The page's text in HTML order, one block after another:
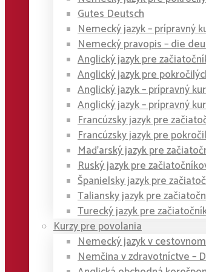
Gutes Deutsch
Nemecký jazyk – prípravný
Nemecký pravopis – die
Anglický jazyk pre
Anglický jazyk pre
Anglický jazyk – prípravný
Anglický jazyk – prípravný
Francúzsky jazyk pre
Francúzsky jazyk pre
Maďarský jazyk pre
Ruský jazyk pre
Španielsky jazyk pre
Taliansky jazyk pre
Turecký jazyk pre
Kurzy pre povolania
Nemecký jazyk v
Nemčina v zdravotníctve –